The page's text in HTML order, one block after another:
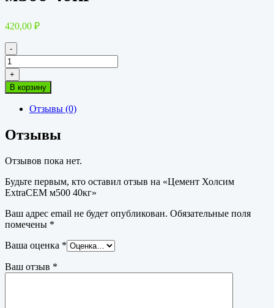
420,00 ₽
-
Количество
товара
Цемент
Холсим
ExtraCEM
+
В корзину
Отзывы (0)
Отзывы
Отзывов пока нет.
Будьте первым, кто оставил отзыв на «Цемент Холсим
ExtraCEM м500 40кг»
Ваш адрес email не будет опубликован. Обязательные поля
помечены *
Ваша оценка *
Ваш отзыв *